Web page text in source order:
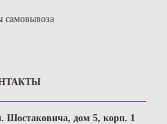
самовывоза
Шостаковича, дом 5, корп. 1